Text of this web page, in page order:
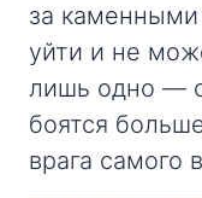
за
уйти и не
лишь одно —
боятся
врага самого